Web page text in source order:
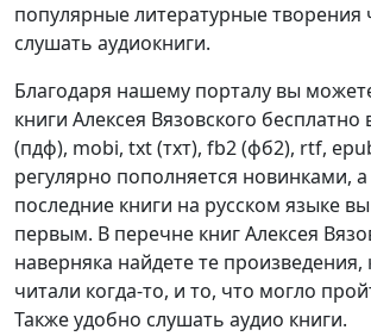
популярные литературные творения
слушать аудиокниги.
Благодаря нашему порталу вы
книги Алексея Вязовского
(пдф), mobi, txt (тхт), fb2 (фб2), rtf,
регулярно пополняется новинками,
последние книги на русском языке
первым. В перечне книг Алексея
наверняка найдете те
читали когда-то, и то, что могло
Также удобно слушать аудио книги.